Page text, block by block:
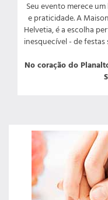
Seu evento merece
e praticidade. A
Helvetia, é a escolha
inesquecível - de
No coração do